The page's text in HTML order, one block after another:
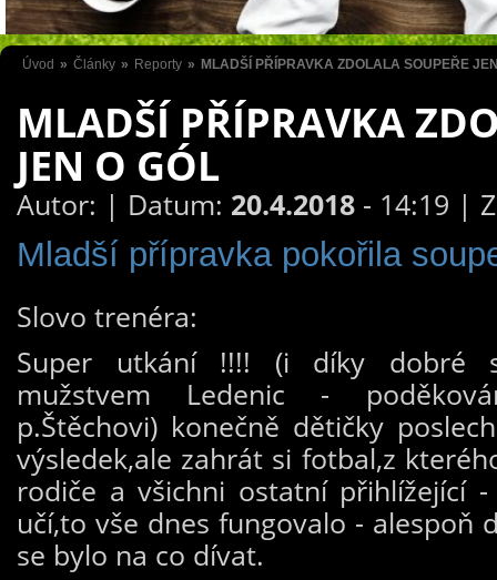
Úvod » Články » Reporty » MLADŠÍ PŘÍPRAVKA ZDOLALA SOUPEŘE
MLADŠÍ PŘÍPRAVKA
JEN O GÓL
Autor: | Datum: 20.4.2018 - 14:19 |
Mladší přípravka pokořila
Slovo trenéra:
Super utkání !!!! (i díky dobré
mužstvem Ledenic -
p.Štěchovi) konečně dětičky
výsledek,ale zahrát si fotbal,z
rodiče a všichni ostatní přihlížející
učí,to vše dnes fungovalo - alespoň
se bylo na co dívat.